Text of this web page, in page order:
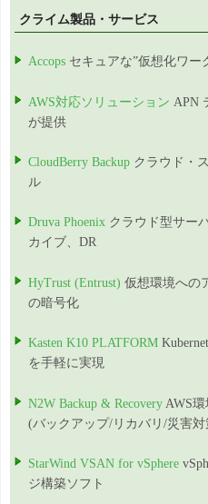
クライム製品・サービス
Accops セキュアな”仮想化ワー
AWS対応ソリューション APN
が提供
CloudBerry Backup クラウド・
ル
Druva Phoenix クラウド型サー
カイブ、DR
HyTrust (Entrust) 仮想環境への
の暗号化
Kasten K10 PLATFORM
を手軽に実現
N2W Backup & Recovery AWS
(バックアップ/リカバリ/災害対
StarWind VSAN for vSphere
ジ構築ソフト